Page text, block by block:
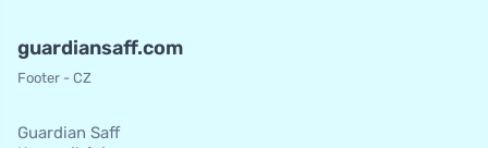
guardiansaff.com
Footer - CZ
Guardian Saff